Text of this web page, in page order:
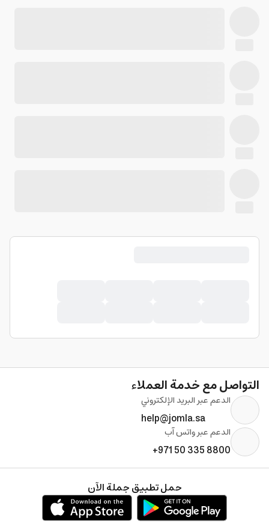
التواصل مع خدمة العملاء
الدعم عبر البريد الإلكتروني
help@jomla.sa
الدعم عبر واتس آب
+971 50 335 8800
حمل تطبيق جملة الآن